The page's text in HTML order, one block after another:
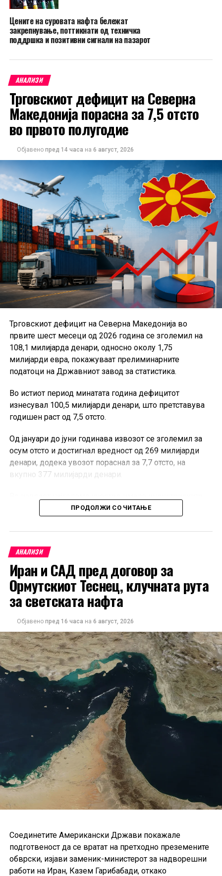
Цените на суровата нафта бележат
закрепнување, поттикнати од техничка
поддршка и позитивни сигнали на пазарот
АНАЛИЗИ
Трговскиот дефицит на Северна
Македонија порасна за 7,5 отсто
во првото полугодие
Објавено пред 14 часа на 6 август, 2026
Трговскиот дефицит на Северна Македонија во
првите шест месеци од 2026 година се зголемил на
108,1 милијарда денари, односно околу 1,75
милијарди евра, покажуваат прелиминарните
податоци на Државниот завод за статистика.
Во истиот период минатата година дефицитот
изнесувал 100,5 милијарди денари, што претставува
годишен раст од 7,5 отсто.
Од јануари до јуни годинава извозот се зголемил за
осум отсто и достигнал вредност од 269 милијарди
денари, додека увозот пораснал за 7,7 отсто, на
вкупно 377 милијарди денари.
производи со повисока вредност, меѓу кои
проводници за возила и специјализирани делови за
Најзастапени во увозот биле необработените метали
од платинската група, преработените нафтени масла и
патничките автомобили.
Најзначајни трговски партнери на Северна Македонија
во првото полугодие биле Германија, Велика
Британија и Кина.
ПРОДОЛЖИ СО ЧИТАЊЕ
АНАЛИЗИ
Иран и САД пред договор за
Ормутскиот Теснец, клучната рута
за светската нафта
Објавено пред 16 часа на 6 август, 2026
Соединетите Американски Држави покажале
подготвеност да се вратат на претходно преземените
обврски, изјави заменик-министерот за надворешни
работи на Иран, Казем Гарибабади, откако